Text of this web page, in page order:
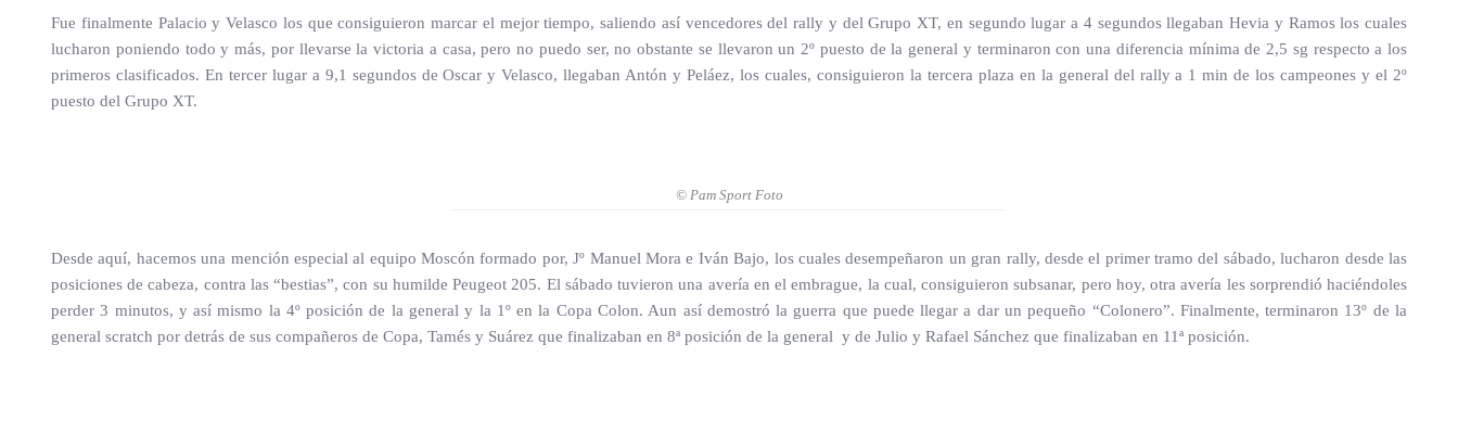
Fue finalmente Palacio y Velasco los que consiguieron marcar el mejor tiempo, saliendo así vencedores del rally y del Grupo XT, en segundo lugar a 4 segundos llegaban Hevia y Ramos los cuales
lucharon poniendo todo y más, por llevarse la victoria a casa, pero no puedo ser, no obstante se llevaron un 2º puesto de la general y terminaron con una diferencia mínima de 2,5 sg respecto a los
primeros clasificados. En tercer lugar a 9,1 segundos de Oscar y Velasco, llegaban Antón y Peláez, los cuales, consiguieron la tercera plaza en la general del rally a 1 min de los campeones y el 2º
puesto del Grupo XT.
© Pam Sport Foto
Desde aquí, hacemos una mención especial al equipo Moscón formado por, Jº Manuel Mora e Iván Bajo, los cuales desempeñaron un gran rally, desde el primer tramo del sábado, lucharon desde las
posiciones de cabeza, contra las “bestias”, con su humilde Peugeot 205. El sábado tuvieron una avería en el embrague, la cual, consiguieron subsanar, pero hoy, otra avería les sorprendió haciéndoles
perder 3 minutos, y así mismo la 4º posición de la general y la 1º en la Copa Colon. Aun así demostró la guerra que puede llegar a dar un pequeño “Colonero”. Finalmente, terminaron 13º de la
general scratch por detrás de sus compañeros de Copa, Tamés y Suárez que finalizaban en 8ª posición de la general y de Julio y Rafael Sánchez que finalizaban en 11ª posición.